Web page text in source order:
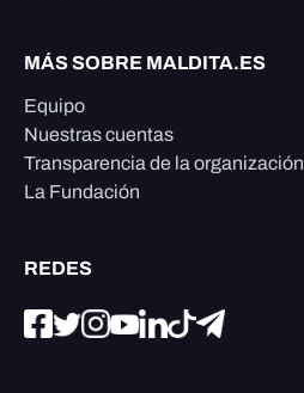
MÁS SOBRE MALDITA.ES
Equipo
Nuestras cuentas
Transparencia de la organización
La Fundación
REDES